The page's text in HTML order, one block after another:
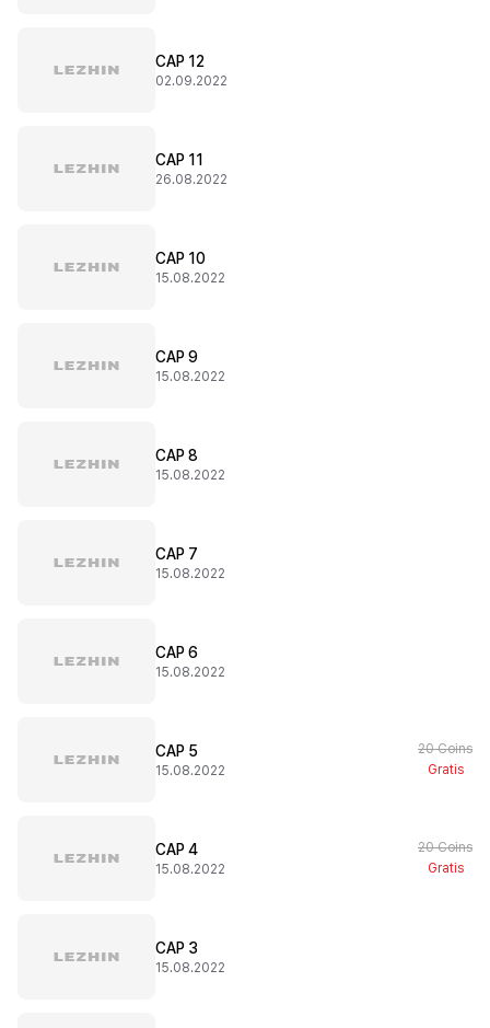
CAP 12
02.09.2022
CAP 11
26.08.2022
CAP 10
15.08.2022
CAP 9
15.08.2022
CAP 8
15.08.2022
CAP 7
15.08.2022
CAP 6
15.08.2022
CAP 5
15.08.2022
20 Coins
Gratis
CAP 4
15.08.2022
20 Coins
Gratis
CAP 3
15.08.2022